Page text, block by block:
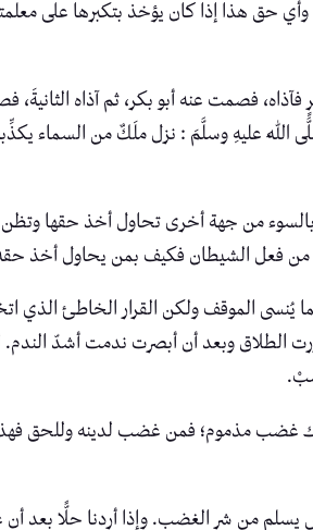
وأي حق هذا إذا كان يؤخذ بتكبرها على
فصمت عنه أبو بكر، ثم آذاه الثانيةَ،
اللهُ عليهِ وسلَّمَ : نزل ملَكٌ من السماء
بالسوء من جهة أخرى تحاول أخذ حقها
من فعل الشيطان فكيف بمن يحاول أخذ
يُنسى الموقف ولكن القرار الخاطئ الذي
الطلاق وبعد أن أبصرت ندمت أشدّ
غضب مذموم؛ فمن غضب لدينه وللحق
شر الغضب. وإذا أردنا حلًّا بعد أن